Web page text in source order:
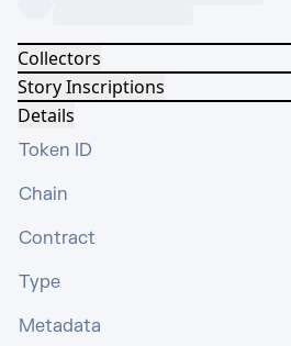
Collectors
Story Inscriptions
Details
Token ID
Chain
Contract
Type
Metadata